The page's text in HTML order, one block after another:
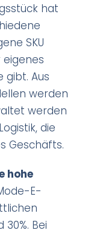
hat
SKU
eigenes
gibt. Aus
werden
werden
die
Geschäfts.
hohe
E-
Bei